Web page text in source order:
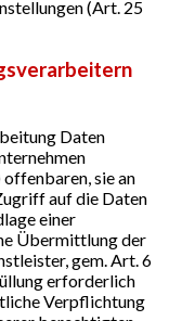
(Art. 25
Daten
sie an
auf die Daten
einer
Übermittlung der
gem. Art. 6
erforderlich
Verpflichtung